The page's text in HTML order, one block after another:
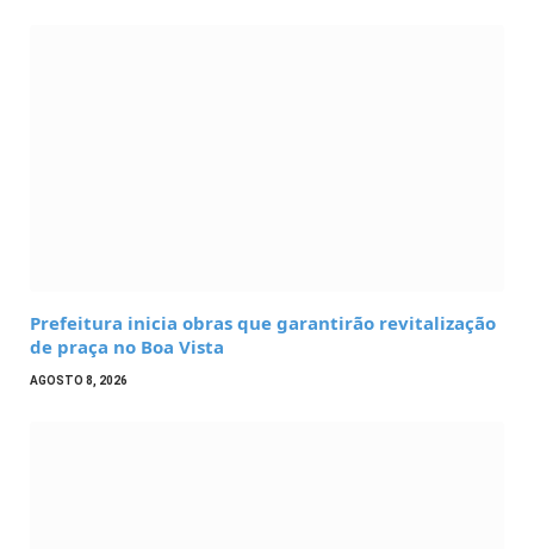
Prefeitura inicia obras que garantirão revitalização
de praça no Boa Vista
AGOSTO 8, 2026